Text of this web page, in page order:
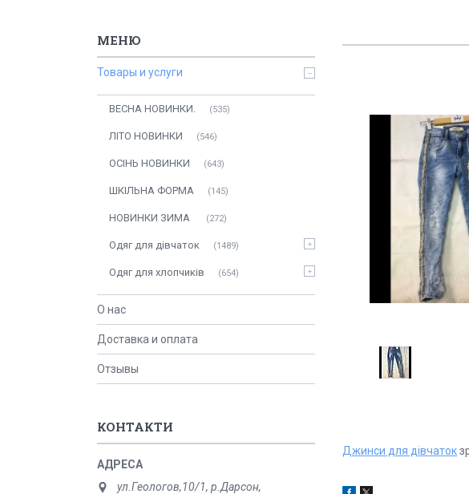
Джинси для дівчаток
Товары и услуги
ВЕСНА НОВИНКИ. 535
ЛITO HOBИНКИ 546
ОСIНЬ НОВИНКИ 643
ШКІЛЬНА ФОРМА 145
НОВИНКИ ЗИМА 272
Одяг для дівчаток 1489
Одяг для хлопчиків 654
О нас
Доставка и оплата
Отзывы
КОНТАКТИ
ул.Геологов,10/1, р.Дарсон,